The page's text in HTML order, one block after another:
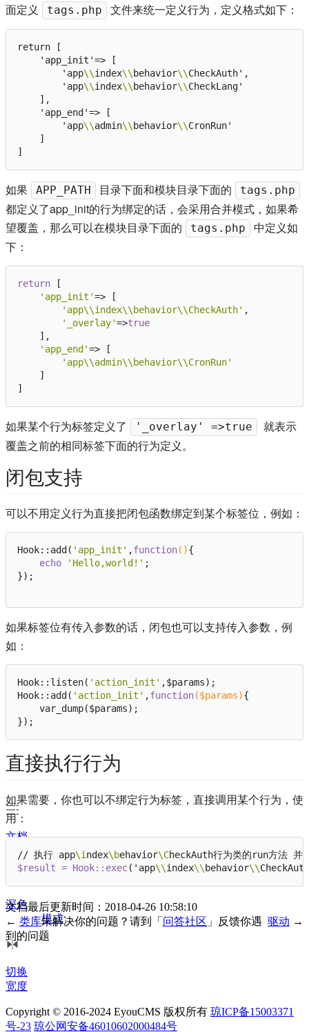
面定义
tags.php 文件来统一定义行为，定义格式如下：
return [
    'app_init'=> [
        'app
\\index\\ behavior\\CheckAuth',
        'app
\\index\\ behavior\\CheckLang'
    ],
    'app_end'=> [
        'app
\\admin\\ behavior\\CronRun'
    ]
如果 APP_PATH 目录下面和模块目录下面的 tags.php
都定义了app_init的行为绑定的话，会采用合并模式，如果希
望覆盖，那么可以在模块目录下面的
tags.php
中定义如
下：
return [
'app_init'=> [
'app\\index\\behavior\\CheckAuth' ,
'_overlay'=>true
    ],
'app_end'=> [
'app\\admin\\behavior\\CronRun'
    ]
如果某个行为标签定义了 '_overlay' =>true
就表示
覆盖之前的相同标签下面的行为定义。
闭包支持
可以不用定义行为直接把闭包函数绑定到某个标签位，例如：
Hook::add( 'app_init' ,function(){
echo
'Hello,world!' ;
});
如果标签位有传入参数的话，闭包也可以支持传入参数，例
如：
Hook::listen( 'action_init' ,$params);
Hook::add( 'action_init' ,function($params){
    var_dump($params);
直接执行行为
如果需要，你也可以不绑定行为标签，直接调用某个行为，使
用：
// 执行 app\i ndex\behavior\C
$result = Hook::exec('app\\index\\ behavior\\
文档最后更新时间：2018-04-26 10:58:10
← 类库 驱动 →
未解决你的问题？请到「 问答社区 」反馈你遇
到的问题
文档
目录
深色
模式
切换
宽度
Copyright © 2016-2024 EyouCMS 版权所有 琼ICP备15003371
号-23 琼公网安备46010602000484号